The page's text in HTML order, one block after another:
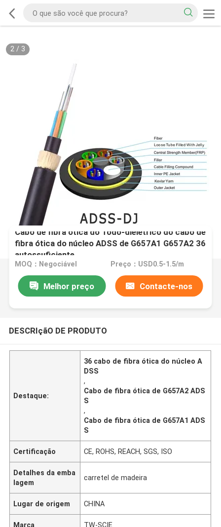
2/ 3
Cabo de fibra ótica do Todo-dielétrico do cabo de
fibra ótica do núcleo ADSS de G657A1 G657A2 36
autossuficiente
MOQ：Negociável Preço：USD0.5-1.5/m
Melhor preço Contacte-nos
DESCRIçãO DE PRODUTO
Destaque:
36 cabo de fibra ótica do núcleo A
DSS
,
Cabo de fibra ótica de G657A2 ADS
S
,
Cabo de fibra ótica de G657A1 ADS
S
Certificação CE, ROHS, REACH, SGS, ISO
Detalhes da emba
lagem
carretel de madeira
Lugar de origem CHINA
Marca TW-SCIE